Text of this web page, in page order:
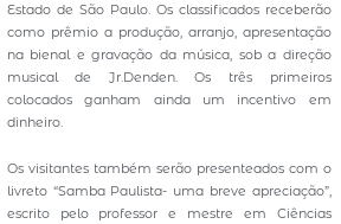
Estado de São Paulo. Os classificados receberão
como prêmio a produção, arranjo, apresentação
na bienal e gravação da música, sob a direção
musical de Jr.Denden. Os três primeiros
colocados ganham ainda um incentivo em
dinheiro.
Os visitantes também serão presenteados com o
livreto “Samba Paulista- uma breve apreciação”,
escrito pelo professor e mestre em Ciências